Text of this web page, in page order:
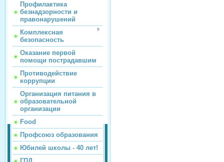
Профилактика
безнадзорности и
правонарушений
Комплексная
безопасность
Оказание первой
помощи пострадавшим
Противодействие
коррупции
Организация питания в
образовательной
организации
Food
Профсоюз образования
Юбилей школы - 40 лет!